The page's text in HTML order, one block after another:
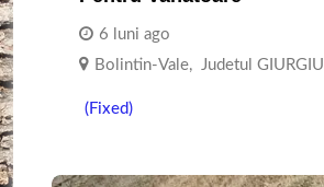
6 luni ago
Bolintin-Vale, Judetul GIURGIU
(Fixed)